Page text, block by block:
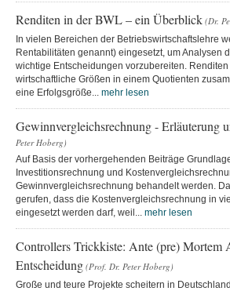
Renditen in der BWL – ein Überblick (Dr.
In vielen Bereichen der Betriebswirtschaftslehre
Rentabilitäten genannt) eingesetzt, um Analysen
wichtige Entscheidungen vorzubereiten.
wirtschaftliche Größen in einem Quotienten
eine Erfolgsgröße... mehr lesen
Gewinnvergleichsrechnung - Erläuterung
Peter Hoberg)
Auf Basis der vorhergehenden Beiträge
Investitionsrechnung und
Gewinnvergleichsrechnung behandelt werden.
gerufen, dass die Kostenvergleichsrechnung in
eingesetzt werden darf, weil... mehr lesen
Controllers Trickkiste: Ante (pre) Mortem
Entscheidung (Prof. Dr. Peter Hoberg)
Große und teure Projekte scheitern in